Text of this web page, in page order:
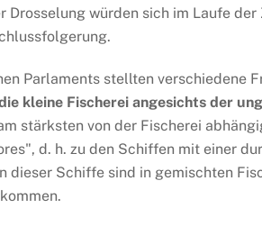
würden sich im Laufe
Parlaments stellten verschiedene
kleine Fischerei angesichts der
stärksten von der Fischerei
d. h. zu den Schiffen mit einer
dieser Schiffe sind in gemischten